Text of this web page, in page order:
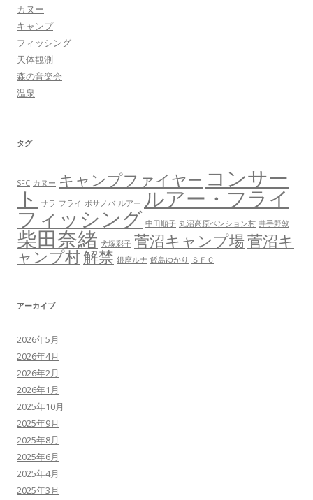
カヌー
キャンプ
フィッシング
天体観測
森の音楽会
温泉
タグ
SFC カヌー キャンプファイヤー コンサー
ト サラ フライ ボサノバ ルアー ルアー・フライ
フィッシング 中田順子 丸沼高原ペンション村 井手野敦
柴田奈緒 犬塚彩子 菅沼キャンプ場菅沼キ
ャンプ村解禁 銀座ルナ 飯島ゆかり ＳＦＣ
アーカイブ
2026年5月
2026年4月
2026年2月
2026年1月
2025年10月
2025年9月
2025年8月
2025年6月
2025年4月
2025年3月